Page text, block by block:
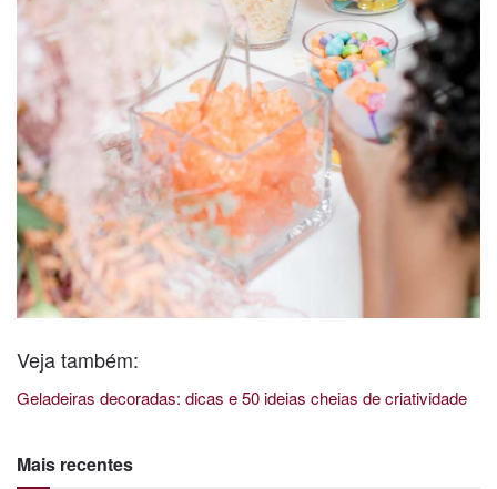
Veja também:
Geladeiras decoradas: dicas e 50 ideias cheias de criatividade
Mais recentes